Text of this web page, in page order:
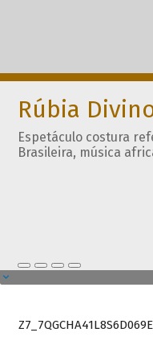
Rúbia
Espetáculo costura
Brasileira, música